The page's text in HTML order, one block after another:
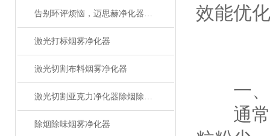
告别环评烦恼，迈思赫净化器助您轻松达标
激光打标烟雾净化器
激光切割布料烟雾净化器
激光切割亚克力净化器除烟除味设备
除烟除味烟雾净化器
效能优
一、
通常